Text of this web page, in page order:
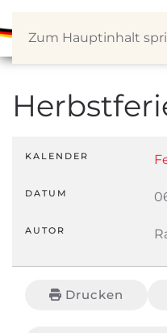
Zum Hauptinhalt
KALENDER
DATUM
AUTOR
Drucken